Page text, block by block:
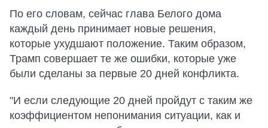
По его словам, сейчас глава Белого дома
каждый день принимает новые решения,
которые ухудшают положение. Таким образом,
Трамп совершает те же ошибки, которые уже
были сделаны за первые 20 дней конфликта.
"И если следующие 20 дней пройдут с таким же
коэффициентом непонимания ситуации, как и